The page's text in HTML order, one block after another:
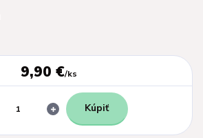
9,90 €/ks
Kúpiť